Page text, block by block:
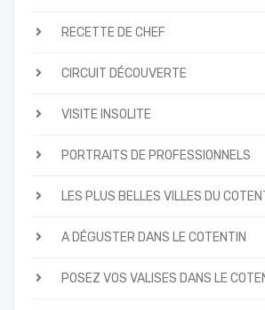
RECETTE DE CHEF
CIRCUIT DÉCOUVERTE
VISITE INSOLITE
PORTRAITS DE PROFESSIONNELS
LES PLUS BELLES VILLES DU
A DÉGUSTER DANS LE COTENTIN
POSEZ VOS VALISES DANS LE